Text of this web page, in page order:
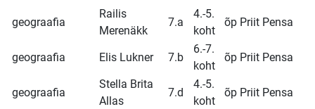
geograafia
Railis
Merenäkk
7.a
4.-5.
koht
õp Priit Pensa
geograafia Elis Lukner 7.b
6.-7.
koht
õp Priit Pensa
geograafia
Stella Brita
Allas
7.d
4.-5.
koht
õp Priit Pensa